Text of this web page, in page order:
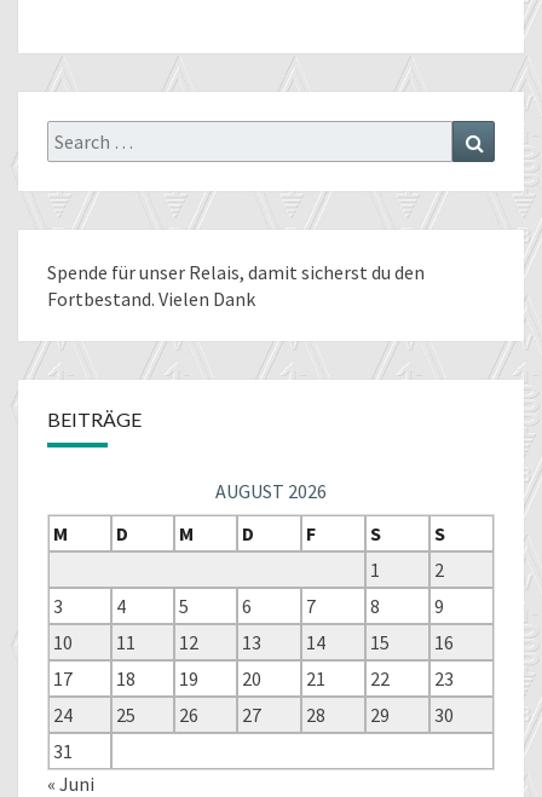
Search
for:
Spende für unser Relais, damit sicherst du den
Fortbestand. Vielen Dank
BEITRÄGE
AUGUST 2026
M
D M D F S
S
1
2
3
4 5 6 7 8
9
10
11 12 13 14 15
16
17
18 19 20 21 22
23
24
25 26 27 28 29
30
31
« Juni